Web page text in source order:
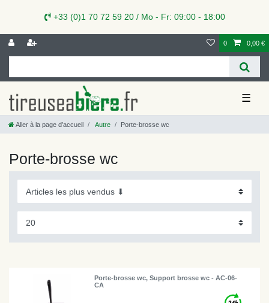
+33 (0)1 70 72 59 20 / Mo - Fr: 09:00 - 18:00
0 0,00 €
☰
Aller à la page d’accueil Autre Porte-brosse wc
Porte-brosse wc
Porte-brosse wc, Support brosse wc - AC-06-
CA